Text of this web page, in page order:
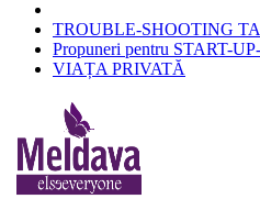
TROUBLE-SHOOTING
Propuneri pentru START-
VIAȚA PRIVATĂ